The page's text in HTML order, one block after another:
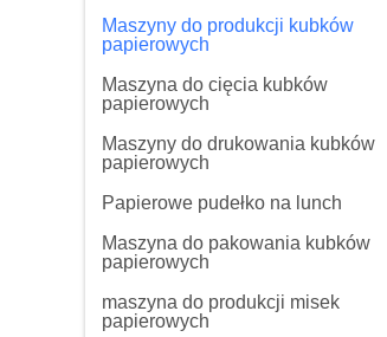
Maszyny do produkcji kubków
papierowych
Maszyna do cięcia kubków
papierowych
Maszyny do drukowania kubków
papierowych
Papierowe pudełko na lunch
Maszyna do pakowania kubków
papierowych
maszyna do produkcji misek
papierowych